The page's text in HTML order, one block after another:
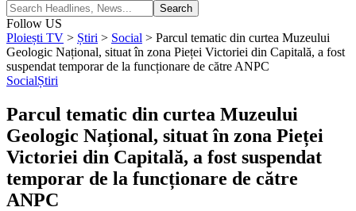
Follow US
Ploiești TV > Știri > Social > Parcul tematic din curtea Muzeului
Geologic Național, situat în zona Pieței Victoriei din Capitală, a fost
suspendat temporar de la funcționare de către ANPC
SocialȘtiri
Parcul tematic din curtea Muzeului
Geologic Național, situat în zona Pieței
Victoriei din Capitală, a fost suspendat
temporar de la funcționare de către
ANPC